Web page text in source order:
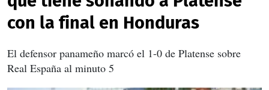
con la final en Honduras
El defensor panameño marcó el 1-0 de Platense sobre
Real España al minuto 5